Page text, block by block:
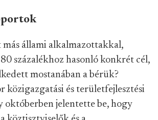
más állami alkalmazottakkal,
százalékhoz hasonló konkrét cél,
mostanában a bérük?
közigazgatási és területfejlesztési
októberben jelentette be, hogy